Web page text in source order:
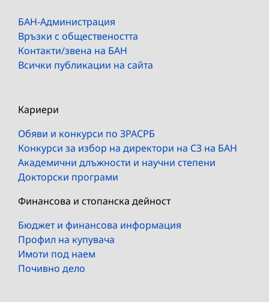
БАН-Администрация
Връзки с обществеността
Контакти/звена на БАН
Всички публикации на сайта
Кариери
Обяви и конкурси по ЗРАСРБ
Конкурси за избор на директори на СЗ на БАН
Академични длъжности и научни степени
Докторски програми
Финансова и стопанска дейност
Бюджет и финансова информация
Профил на купувача
Имоти под наем
Почивно дело